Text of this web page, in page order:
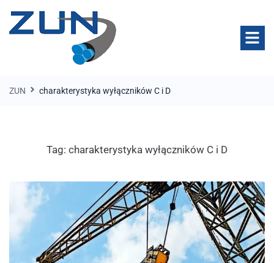
ZUN charakterystyka wyłączników C i D
Tag: charakterystyka wyłączników C i D